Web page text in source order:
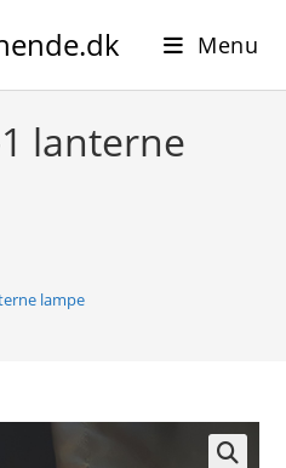
Menu
lanterne
lampe